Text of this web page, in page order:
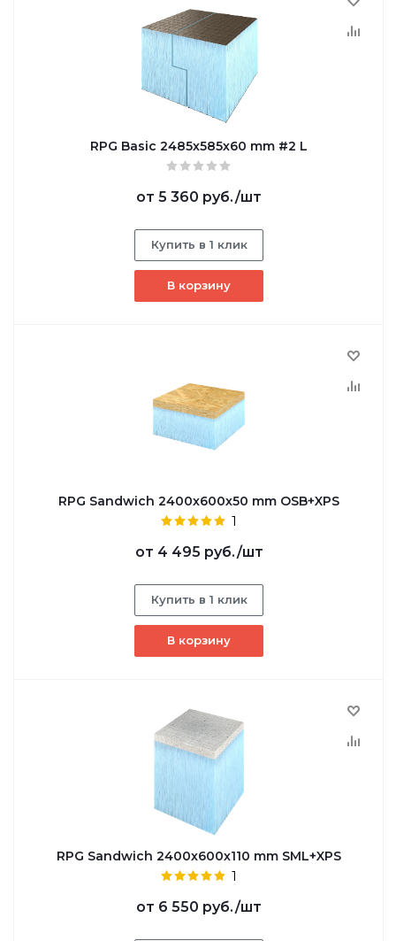
RPG Basic 2485х585х60 mm #2 L
от 5 360 руб./шт
Купить в 1 клик
В корзину
RPG Sandwich 2400х600х50 mm OSB+XPS
1
от 4 495 руб./шт
Купить в 1 клик
В корзину
RPG Sandwich 2400х600х110 mm SML+XPS
1
от 6 550 руб./шт